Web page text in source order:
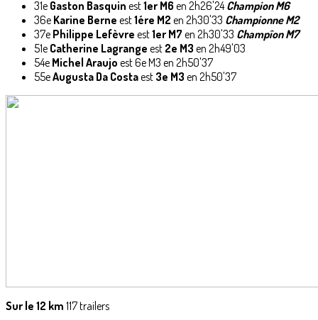
31e Gaston Basquin est1er M6 en 2h26'24Champion M6
36e Karine Berne est1ére M2 en 2h30'33 Championne M2
37e Philippe Lefèvre est1er M7 en 2h30'33 Champîon M7
51e Catherine Lagrange est 2e M3 en 2h49'03
54e Michel Araujo est 6e M3 en 2h50'37
55eAugusta Da Costaest 3e M3 en 2h50'37
Sur le 12 km 117 trailers